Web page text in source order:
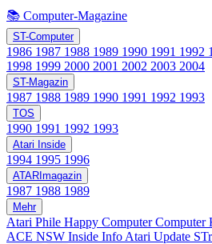
📚 Computer-Magazine
ST-Computer
1986 1987 1988 1989 1990 1991 1992
1998 1999 2000 2001 2002 2003 2004
ST-Magazin
1987 1988 1989 1990 1991 1992 1993
TOS
1990 1991 1992 1993
Atari Inside
1994 1995 1996
ATARImagazin
1987 1988 1989
Mehr
Atari Phile Happy ComputerComputer
ACE NSW Inside Info Atari Update